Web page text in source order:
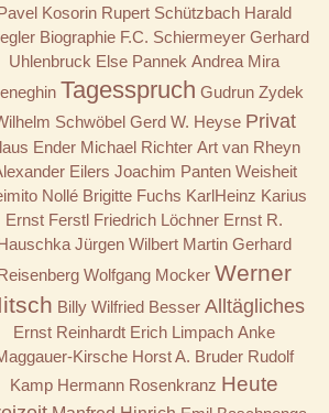
Kosorin Rupert Schützbach Harald
Biographie F.C. Schiermeyer Gerhard
Uhlenbruck Else Pannek Andrea Mira
Tagesspruch Gudrun Zydek
Schwöbel Gerd W. Heyse Privat
Ender Michael Richter Art van Rheyn
Eilers Joachim Panten Weisheit
Nollé Brigitte Fuchs KarlHeinz Karius
Ernst Ferstl Friedrich Löchner Ernst R.
Jürgen Wilbert Martin Gerhard
Wolfgang Mocker Werner
Billy Wilfried Besser Alltägliches
Ernst Reinhardt Erich Limpach Anke
Kirsche Horst A. Bruder Rudolf
Kamp Hermann Rosenkranz Heute